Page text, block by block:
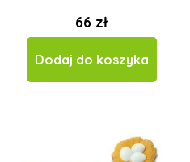
66 zł
Dodaj do koszyka